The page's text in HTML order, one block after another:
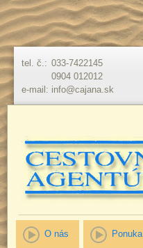
tel. č.: 033-7422145
0904 012012
e-mail: info@cajana.sk
O nás Ponuka